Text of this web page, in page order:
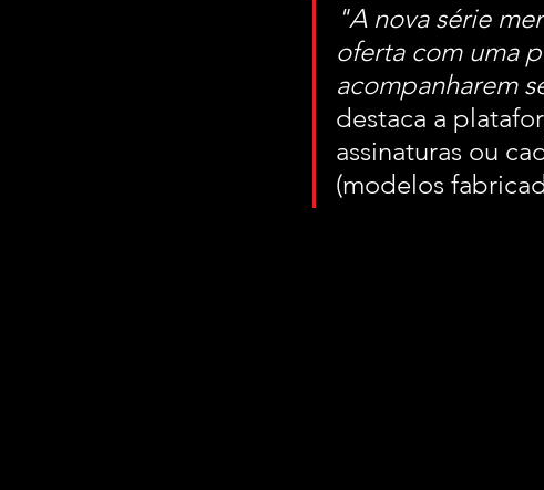
"A nova série
oferta com uma
acompanharem
destaca a
assinaturas ou
(modelos